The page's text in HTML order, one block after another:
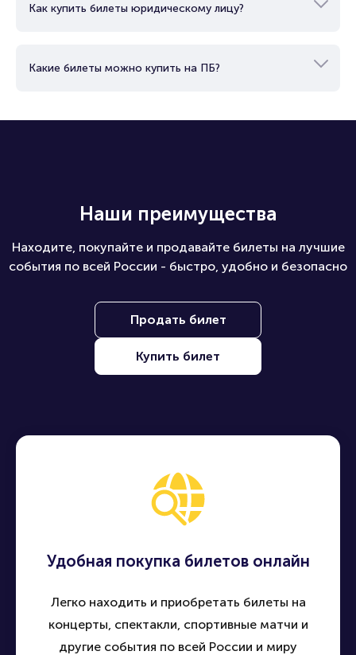
Как купить билеты юридическому лицу?
Какие билеты можно купить на ПБ?
Наши преимущества
Находите, покупайте и продавайте билеты на лучшие
события по всей России - быстро, удобно и безопасно
Продать билет
Купить билет
Удобная покупка билетов онлайн
Легко находить и приобретать билеты на
концерты, спектакли, спортивные матчи и
другие события по всей России и миру